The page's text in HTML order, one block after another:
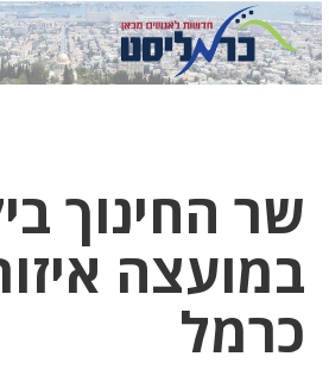
שר החינוך
במועצה
כרמל